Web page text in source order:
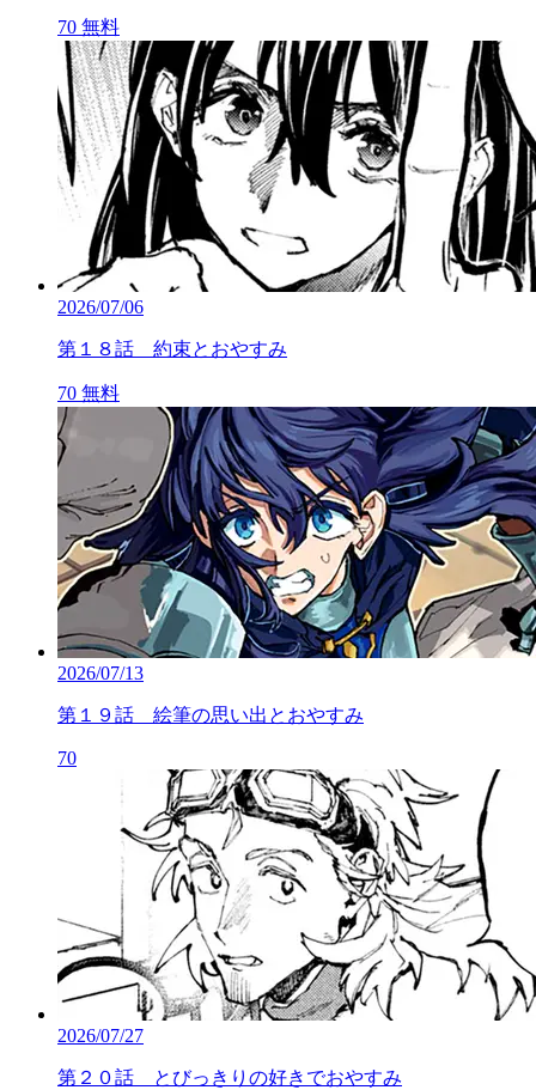
70 無料
2026/07/06
第１８話 約束とおやすみ
70 無料
2026/07/13
第１９話 絵筆の思い出とおやすみ
70
2026/07/27
第２０話 とびっきりの好きでおやすみ